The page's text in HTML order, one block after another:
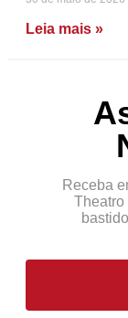
Leia mais »
Receba
Theatro